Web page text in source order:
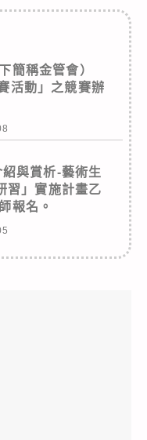
簡稱金管會）
活動」之競賽辦
與賞析-藝術生
習」實施計畫乙
報名。